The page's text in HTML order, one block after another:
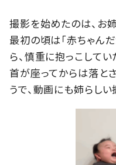
撮影を始めたのは、お
最初の頃は「赤ちゃん
ら、慎重に抱っこしてい
首が座ってからは落と
うで、動画にも姉らし